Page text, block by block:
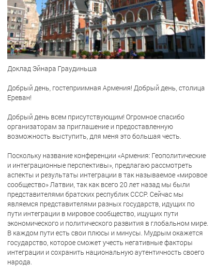
Доклад Эйнара Граудиньша
Добрый день, гостеприимная Армения! Добрый день, столица
Ереван!
Добрый день всем присутствующим! Огромное спасибо
организаторам за приглашение и предоставленную
возможность выступить, для меня это большая честь.
Поскольку название конференции «Армения: Геополитические
и интеграционные перспективы», предлагаю рассмотреть
аспекты и результаты интеграции в так называемое «мировое
сообщество» Латвии, так как всего 20 лет назад мы были
представителями братских республик СССР. Сейчас мы
являемся представителями разных государств, идущих по
пути интеграции в мировое сообщество, ищущих пути
экономического и политического развития в глобальном мире.
В каждом пути есть свои плюсы и минусы. Мудрым окажется
государство, которое сможет учесть негативные факторы
интеграции и сохранить национальную аутентичность своего
народа.